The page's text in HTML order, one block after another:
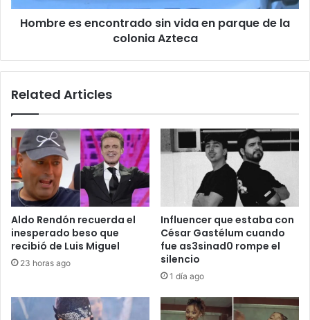
la
colonia
Hombre es encontrado sin vida en parque de la
colonia Azteca
Related Articles
Aldo Rendón recuerda el
inesperado beso que
recibió de Luis Miguel
23 horas ago
Influencer que estaba con
César Gastélum cuando
fue as3sinad0 rompe el
silencio
1 día ago